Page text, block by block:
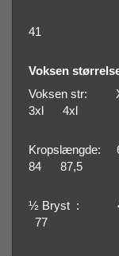
Voksen
Voksen
3xl 4xl
Kropslængde:
84 87,5
½ Bryst :
77